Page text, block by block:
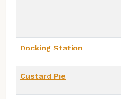
Docking Station
Custard Pie